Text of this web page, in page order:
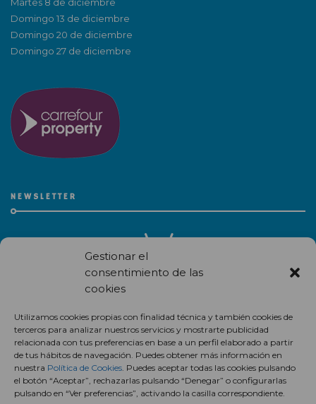
Gestionar el
consentimiento de las
cookies
Utilizamos cookies propias con finalidad técnica y también cookies de
terceros para analizar nuestros servicios y mostrarte publicidad
relacionada con tus preferencias en base a un perfil elaborado a partir
de tus hábitos de navegación. Puedes obtener más información en
nuestra Política de Cookies. Puedes aceptar todas las cookies pulsando
el botón “Aceptar”, rechazarlas pulsando “Denegar” o configurarlas
pulsando en “Ver preferencias”, activando la casilla correspondiente.
Domingo 13 de diciembre
Domingo 20 de diciembre
Domingo 27 de diciembre
NEWSLETTER
centro comercial.
Suscríbete